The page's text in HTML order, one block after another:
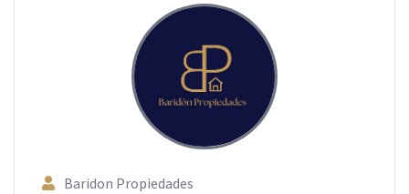
Baridon Propiedades